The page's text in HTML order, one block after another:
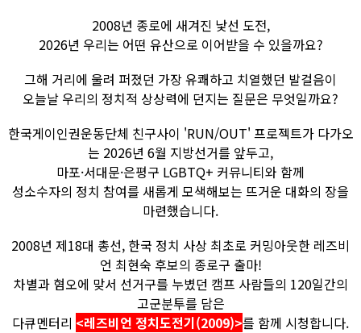
2008년 종로에 새겨진 낯선 도전,
2026년 우리는 어떤 유산으로 이어받을 수 있을까요?
그해 거리에 울려 퍼졌던 가장 유쾌하고 치열했던 발걸음이
오늘날 우리의 정치적 상상력에 던지는 질문은 무엇일까요?
한국게이인권운동단체 친구사이 'RUN/OUT' 프로젝트가 다가오
는 2026년 6월 지방선거를 앞두고,
마포·서대문·은평구 LGBTQ+ 커뮤니티와 함께
성소수자의 정치 참여를 새롭게 모색해보는 뜨거운 대화의 장을
마련했습니다.
2008년 제18대 총선, 한국 정치 사상 최초로 커밍아웃한 레즈비
언 최현숙 후보의 종로구 출마!
차별과 혐오에 맞서 선거구를 누볐던 캠프 사람들의 120일간의
고군분투를 담은
다큐멘터리 <레즈비언 정치도전기(2009)>를 함께 시청합니다.